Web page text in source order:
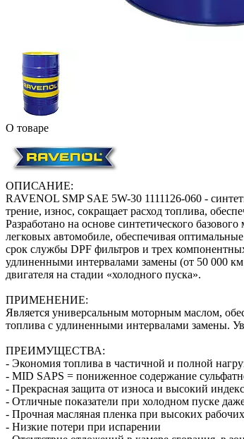
О товаре
ОПИСАНИЕ:
RAVENOL SMP SAE 5W-30 1111126-060 -
трение, износ, сокращает расход топлива,
Разработано на основе синтетического
легковых автомобиле, обеспечивая
срок службы DPF фильтров и трех
удлиненными интервалами замены (от 50 000 км
двигателя на стадии «холодного пуска».
ПРИМЕНЕНИЕ:
Является универсальным моторным маслом,
топлива с удлиненными интервалами замены.
ПРЕИМУЩЕСТВА:
- Экономия топлива в частичной и полной
- MID SAPS = пониженное содержание
- Прекрасная защита от износа и высокий
- Отличные показатели при холодном пуске
- Прочная масляная пленка при высоких
- Низкие потери при испарении